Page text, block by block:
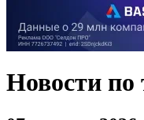
Новости по